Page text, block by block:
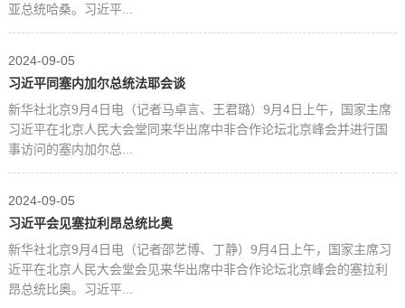
亚总统哈桑。习近平...
2024-09-05
习近平同塞内加尔总统法耶会谈
新华社北京9月4日电（记者马卓言、王君璐）9月4日上午，国家主席
习近平在北京人民大会堂同来华出席中非合作论坛北京峰会并进行国
事访问的塞内加尔总...
2024-09-05
习近平会见塞拉利昂总统比奥
新华社北京9月4日电（记者邵艺博、丁静）9月4日上午，国家主席习
近平在北京人民大会堂会见来华出席中非合作论坛北京峰会的塞拉利
昂总统比奥。习近平...